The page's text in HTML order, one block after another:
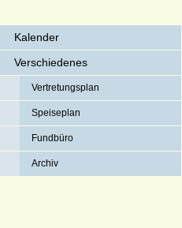
Kalender
Verschiedenes
Vertretungsplan
Speiseplan
Fundbüro
Archiv